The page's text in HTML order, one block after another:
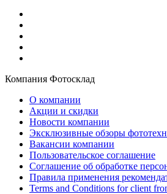
Компания Фотосклад
О компании
Акции и скидки
Новости компании
Эксклюзивные обзоры
Вакансии компании
Пользовательское соглашение
Соглашение об обработке
Правила применения
Terms and Conditions for client